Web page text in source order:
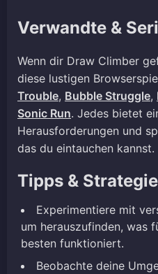
Verwandte &
Wenn dir Draw Climber
diese lustigen
Trouble, Bubble Struggle,
Sonic Run. Jedes bietet
Herausforderungen und
das du eintauchen kannst.
Tipps &
Experimentiere mit
um herauszufinden, was
besten funktioniert.
Beobachte deine